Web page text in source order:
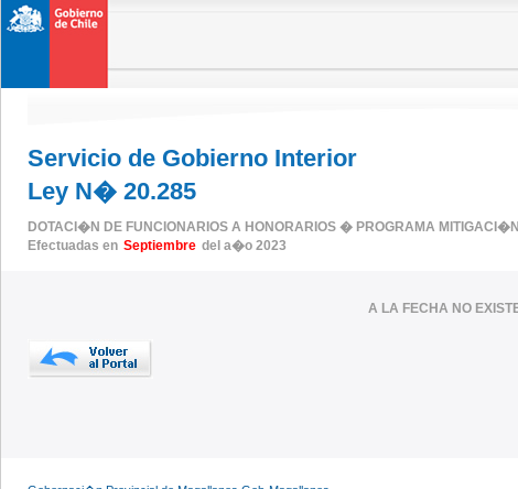
Servicio de Gobierno Interior
Ley N� 20.285
DOTACI�N DE FUNCIONARIOS A HONORARIOS � PROGRAMA
Efectuadas en Septiembre del a�o 2023
A LA FECHA NO